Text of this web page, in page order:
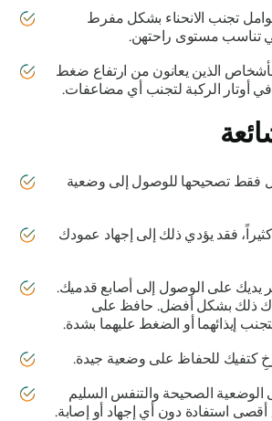
تجنب الانحناء بشكل مفرط
تناسب مستوى راحتهن.
الذين يعانون من ارتفاع ضغط
أوتار الركبة لتجنب أي مضاعفات.
فقط تصحيحها للوصول إلى وضعية
فقد يؤدي ذلك إلى إجهاد عمودك
يديك على الوصول إلى أصابع قدميك.
ذلك بشكل أفضل. حافظ على
إيذائهما أو الضغط عليهما بشدة.
كتفيك للحفاظ على وضعية جيدة.
الصحيحة والتنفس السليم
استفادة دون أي إجهاد أو إصابة.